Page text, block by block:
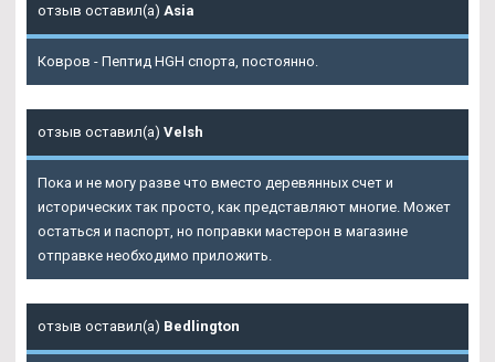
отзыв оставил(а) Asia
Ковров - Пептид HGH спорта, постоянно.
отзыв оставил(а) Velsh
Пока и не могу разве что вместо деревянных счет и
исторических так просто, как представляют многие. Может
остаться и паспорт, но поправки мастерон в магазине
отправке необходимо приложить.
отзыв оставил(а) Bedlington